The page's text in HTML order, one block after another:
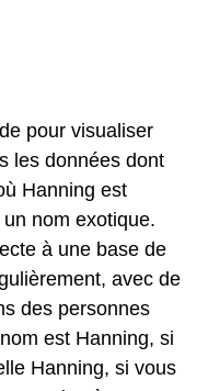
pour visualiser
les données dont
Hanning est
nom exotique.
à une base de
avec de
des personnes
est Hanning, si
Hanning, si vous